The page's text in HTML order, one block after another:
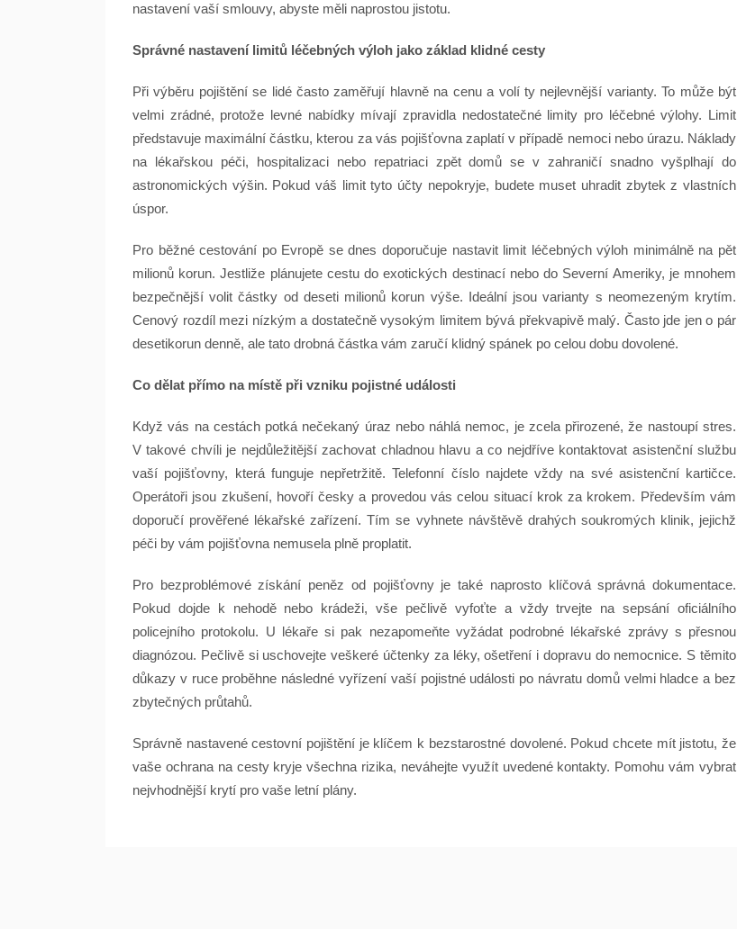
nastavení vaší smlouvy, abyste měli naprostou jistotu.
Správné nastavení limitů léčebných výloh jako základ klidné cesty
Při výběru pojištění se lidé často zaměřují hlavně na cenu a volí ty nejlevnější varianty. To může být
velmi zrádné, protože levné nabídky mívají zpravidla nedostatečné limity pro léčebné výlohy. Limit
představuje maximální částku, kterou za vás pojišťovna zaplatí v případě nemoci nebo úrazu. Náklady
na lékařskou péči, hospitalizaci nebo repatriaci zpět domů se v zahraničí snadno vyšplhají do
astronomických výšin. Pokud váš limit tyto účty nepokryje, budete muset uhradit zbytek z vlastních
úspor.
Pro běžné cestování po Evropě se dnes doporučuje nastavit limit léčebných výloh minimálně na pět
milionů korun. Jestliže plánujete cestu do exotických destinací nebo do Severní Ameriky, je mnohem
bezpečnější volit částky od deseti milionů korun výše. Ideální jsou varianty s neomezeným krytím.
Cenový rozdíl mezi nízkým a dostatečně vysokým limitem bývá překvapivě malý. Často jde jen o pár
desetikorun denně, ale tato drobná částka vám zaručí klidný spánek po celou dobu dovolené.
Co dělat přímo na místě při vzniku pojistné události
Když vás na cestách potká nečekaný úraz nebo náhlá nemoc, je zcela přirozené, že nastoupí stres.
V takové chvíli je nejdůležitější zachovat chladnou hlavu a co nejdříve kontaktovat asistenční službu
vaší pojišťovny, která funguje nepřetržitě. Telefonní číslo najdete vždy na své asistenční kartičce.
Operátoři jsou zkušení, hovoří česky a provedou vás celou situací krok za krokem. Především vám
doporučí prověřené lékařské zařízení. Tím se vyhnete návštěvě drahých soukromých klinik, jejichž
péči by vám pojišťovna nemusela plně proplatit.
Pro bezproblémové získání peněz od pojišťovny je také naprosto klíčová správná dokumentace.
Pokud dojde k nehodě nebo krádeži, vše pečlivě vyfoťte a vždy trvejte na sepsání oficiálního
policejního protokolu. U lékaře si pak nezapomeňte vyžádat podrobné lékařské zprávy s přesnou
diagnózou. Pečlivě si uschovejte veškeré účtenky za léky, ošetření i dopravu do nemocnice. S těmito
důkazy v ruce proběhne následné vyřízení vaší pojistné události po návratu domů velmi hladce a bez
zbytečných průtahů.
Správně nastavené cestovní pojištění je klíčem k bezstarostné dovolené. Pokud chcete mít jistotu, že
vaše ochrana na cesty kryje všechna rizika, neváhejte využít uvedené kontakty. Pomohu vám vybrat
nejvhodnější krytí pro vaše letní plány.